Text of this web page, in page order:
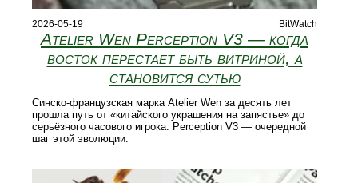
2026-05-19 BitWatch
Atelier Wen Perception V3 — когда
восток перестаёт быть витриной, а
становится сутью
Синско-французская марка Atelier Wen за десять лет
прошла путь от «китайского украшения на запястье» до
серьёзного часового игрока. Perception V3 — очередной
шаг этой эволюции.